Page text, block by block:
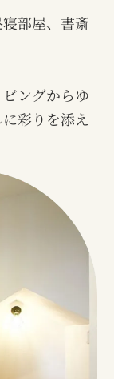
部屋、書斎
ングからゆ
彩りを添え